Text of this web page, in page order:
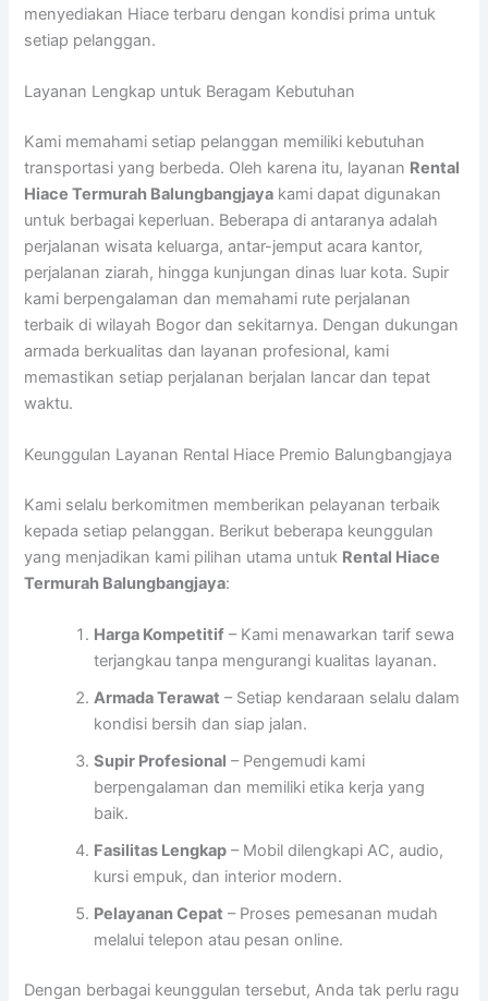
menyediakan Hiace terbaru dengan kondisi prima untuk
setiap pelanggan.
Layanan Lengkap untuk Beragam Kebutuhan
Kami memahami setiap pelanggan memiliki kebutuhan
transportasi yang berbeda. Oleh karena itu, layanan Rental
Hiace Termurah Balungbangjaya kami dapat digunakan
untuk berbagai keperluan. Beberapa di antaranya adalah
perjalanan wisata keluarga, antar-jemput acara kantor,
perjalanan ziarah, hingga kunjungan dinas luar kota. Supir
kami berpengalaman dan memahami rute perjalanan
terbaik di wilayah Bogor dan sekitarnya. Dengan dukungan
armada berkualitas dan layanan profesional, kami
memastikan setiap perjalanan berjalan lancar dan tepat
waktu.
Keunggulan Layanan Rental Hiace Premio Balungbangjaya
Kami selalu berkomitmen memberikan pelayanan terbaik
kepada setiap pelanggan. Berikut beberapa keunggulan
yang menjadikan kami pilihan utama untuk Rental Hiace
Termurah Balungbangjaya:
Harga Kompetitif – Kami menawarkan tarif sewa
terjangkau tanpa mengurangi kualitas layanan.
Armada Terawat – Setiap kendaraan selalu dalam
kondisi bersih dan siap jalan.
Supir Profesional – Pengemudi kami
berpengalaman dan memiliki etika kerja yang
baik.
Fasilitas Lengkap – Mobil dilengkapi AC, audio,
kursi empuk, dan interior modern.
Pelayanan Cepat – Proses pemesanan mudah
melalui telepon atau pesan online.
Dengan berbagai keunggulan tersebut, Anda tak perlu ragu